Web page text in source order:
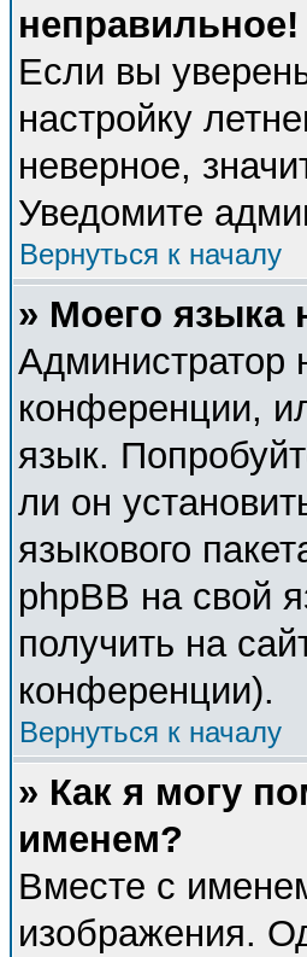
неправильное!
Если вы
настройку
неверное,
Уведомите
Вернуться к началу
» Моего языка
Администратор
конференции,
язык.
ли он
языкового
phpBB на свой
получить на
конференции).
Вернуться к началу
» Как я могу
именем?
Вместе с
изображения.